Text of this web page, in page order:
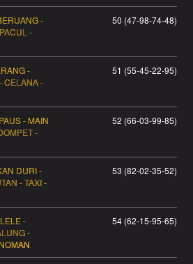
-
-
50 (47-98-74-48)
-
CELANA -
51 (55-45-22-95)
- MAIN
-
52 (66-03-99-85)
DURI -
- TAXI -
53 (82-02-35-52)
-
-
54 (62-15-95-65)